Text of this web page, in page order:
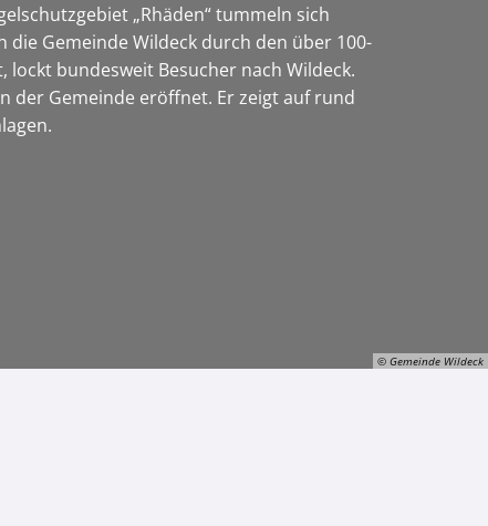
© Gemeinde Wildeck
„Rhäden“ tummeln sich
die Gemeinde Wildeck durch den über 100-
bundesweit Besucher nach Wildeck.
der Gemeinde eröffnet. Er zeigt auf rund